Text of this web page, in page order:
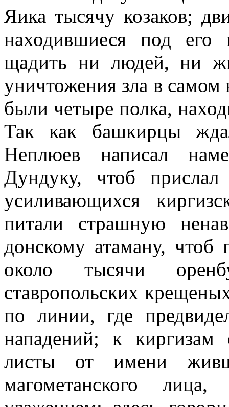
Яика тысячу козаков;
находившиеся под его
щадить ни людей, ни
уничтожения зла в самом
были четыре полка,
Так как башкирцы
Неплюев написал
Дундуку, чтоб прислал
усиливающихся
питали страшную
донскому атаману, чтоб
около тысячи
ставропольских
по линии, где
нападений; к киргизам
листы от имени
магометанского лица,